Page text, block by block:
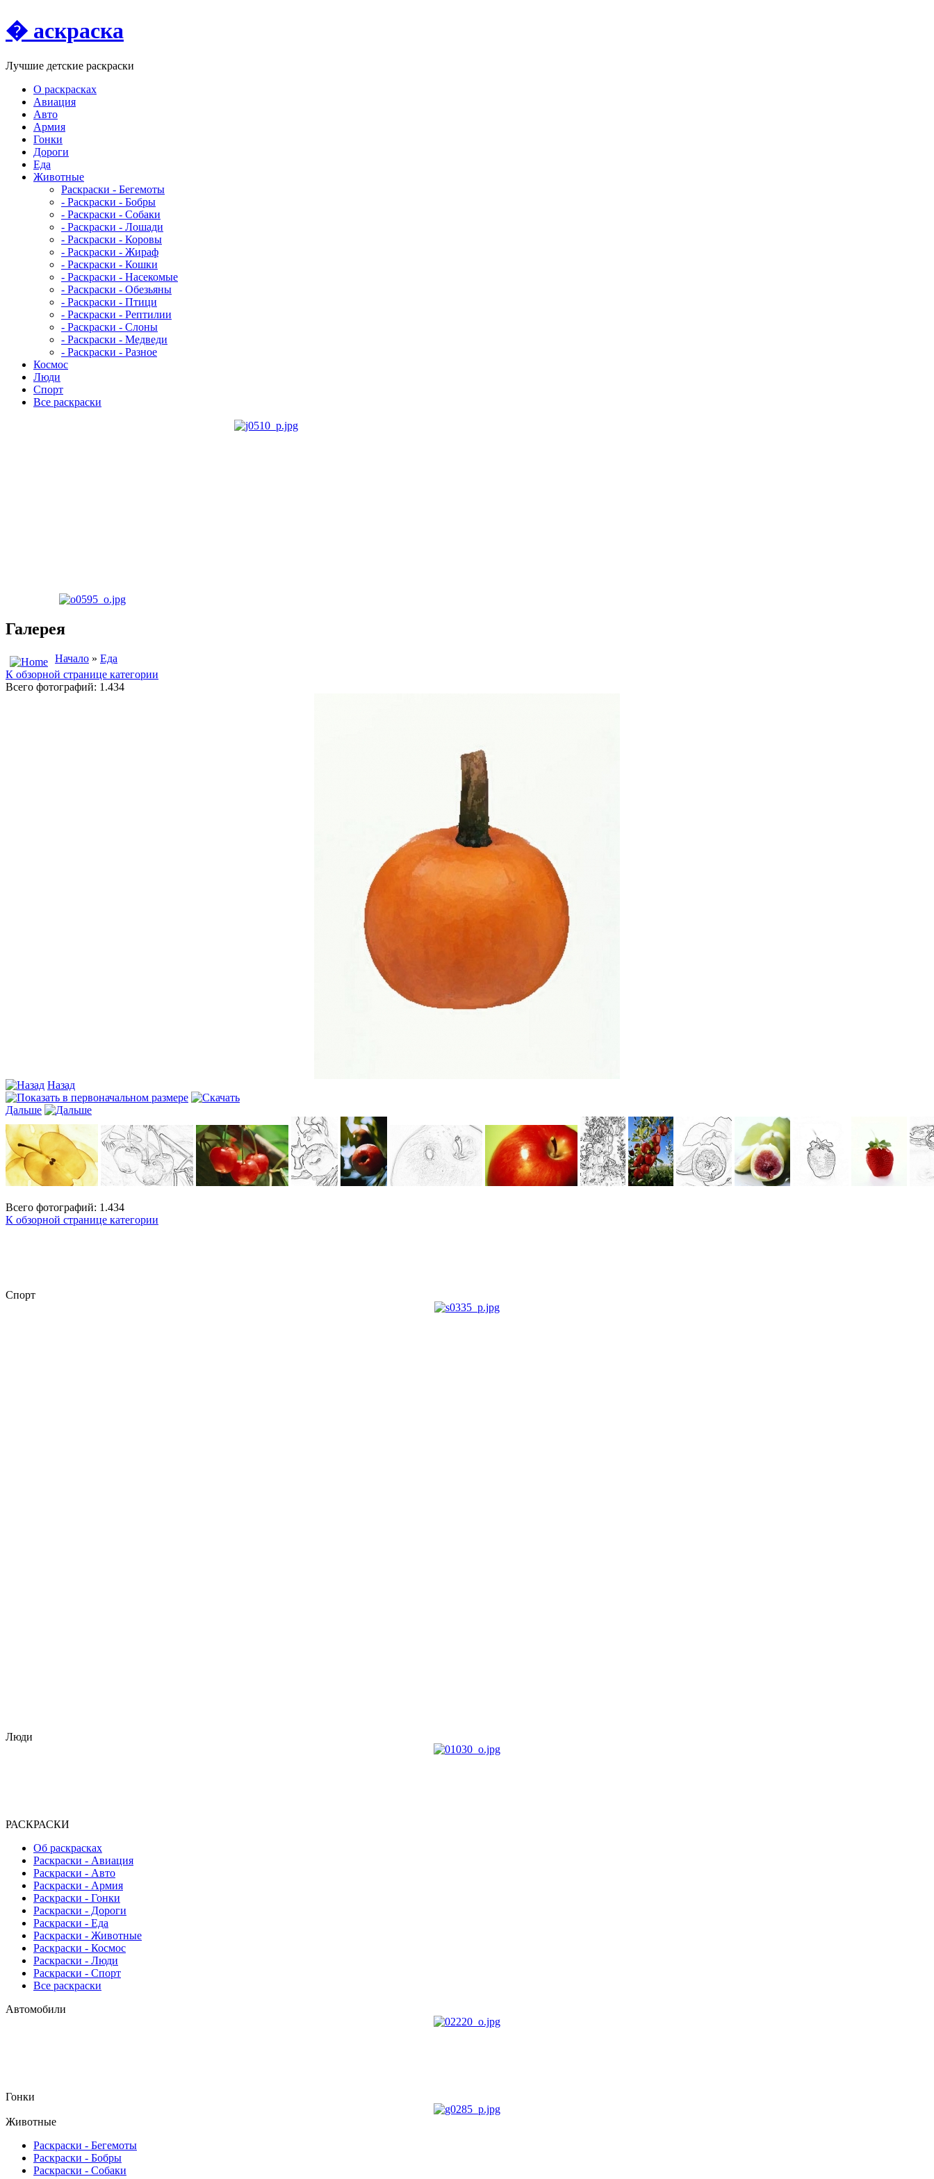
� аскраска
Лучшие детские раскраски
О раскрасках
Авиация
Авто
Армия
Гонки
Дороги
Еда
Животныe
Раскраски - Бегемоты
- Раскраски - Бобры
- Раскраски - Собаки
- Раскраски - Лошади
- Раскраски - Коровы
- Раскраски - Жираф
- Раскраски - Кошки
- Раскраски - Насекомые
- Раскраски - Обезьяны
- Раскраски - Птици
- Раскраски - Рептилии
- Раскраски - Слоны
- Раскраски - Медведи
- Раскраски - Разное
Космос
Люди
Спорт
Все раскраски
Галерея
Начало » Еда
К обзорной странице категории
Всего фотографий: 1.434
Назад
Дальше
Всего фотографий: 1.434
К обзорной странице категории
Спорт
Люди
РАСКРАСКИ
Об раскрасках
Раскраски - Авиация
Раскраски - Авто
Раскраски - Армия
Раскраски - Гонки
Раскраски - Дороги
Раскраски - Еда
Раскраски - Животныe
Раскраски - Космос
Раскраски - Люди
Раскраски - Спорт
Все раскраски
Автомобили
Гонки
Животные
Раскраски - Бегемоты
Раскраски - Бобры
Раскраски - Собаки